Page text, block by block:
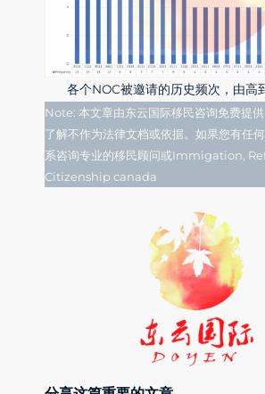
各个NOC被邀请的历史频次，由高
Note: 本文章由东云国际移民咨询免费提
了解不作为法律文档或依据。如果您有任
系咨询专业的移民顾问或Immigation,
Citizenship canada